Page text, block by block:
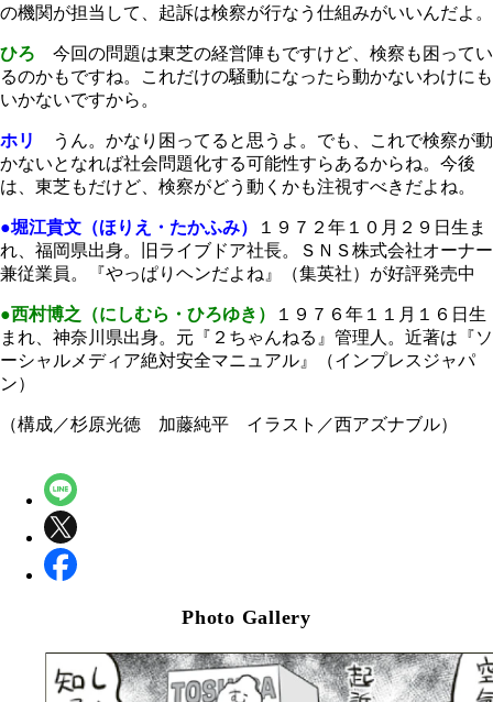
の機関が担当して、起訴は検察が行なう仕組みがいいんだよ。
ひろ 今回の問題は東芝の経営陣もですけど、検察も困ってい
るのかもですね。これだけの騒動になったら動かないわけにも
いかないですから。
ホリ
うん。かなり困ってると思うよ。でも、これで検察が動
かないとなれば社会問題化する可能性すらあるからね。今後
は、東芝もだけど、検察がどう動くかも注視すべきだよね。
●堀江貴文（ほりえ・たかふみ）
１９７２年１０月２９日生ま
れ、福岡県出身。旧ライブドア社長。ＳＮＳ株式会社オーナー
兼従業員。『やっぱりヘンだよね』（集英社）が好評発売中
●西村博之（にしむら・ひろゆき）
１９７６年１１月１６日生
まれ、神奈川県出身。元『２ちゃんねる』管理人。近著は『ソ
ーシャルメディア絶対安全マニュアル』（インプレスジャパ
ン）
（構成／杉原光徳 加藤純平 イラスト／西アズナブル）
Photo Gallery